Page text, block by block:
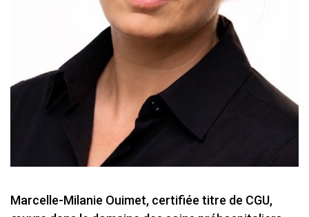
Marcelle-Milanie Ouimet, certifiée titre de CGU,